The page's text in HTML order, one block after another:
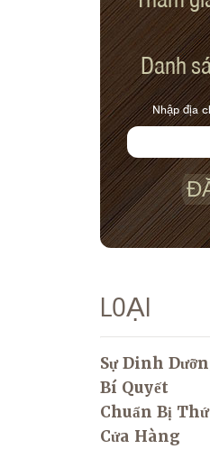
Danh
Nhập địa
LOẠI
Sự Dinh
Bí Quyết
Chuẩn Bị
Cửa Hàng